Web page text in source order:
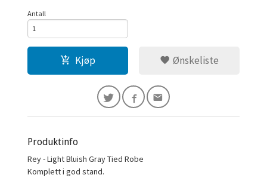
Antall
Kjøp Ønskeliste
Produktinfo
Rey - Light Bluish Gray Tied Robe
Komplett i god stand.